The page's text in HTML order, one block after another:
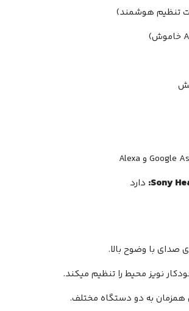
دارد
نویز محیط را تنظیم میکند.
همزمان به دو دستگاه مختلف.